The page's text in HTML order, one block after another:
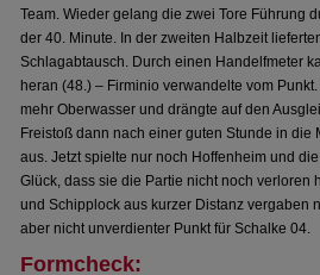
Team. Wieder gelang die zwei Tore Führung
der 40. Minute. In der zweiten Halbzeit
Schlagabtausch. Durch einen Handelfmeter
heran (48.) – Firminio verwandelte vom
mehr Oberwasser und drängte auf den
Freistoß dann nach einer guten Stunde in die
aus. Jetzt spielte nur noch Hoffenheim und
Glück, dass sie die Partie nicht noch verloren
und Schipplock aus kurzer Distanz vergaben
aber nicht unverdienter Punkt für Schalke 04.
Formcheck: